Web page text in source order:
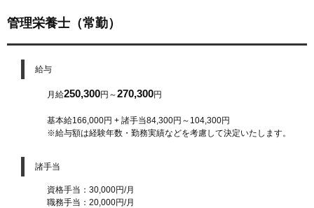
管理栄養士（常勤）
給与
月給250,300円～270,300円
基本給166,000円 + 諸手当84,300円～104,300円
※給与額は経験年数・勤務実績などを考慮して決定いたします。
諸手当
資格手当：30,000円/月
職務手当：20,000円/月